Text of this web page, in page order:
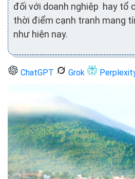
đối với doanh nghiệp hay tổ
thời điểm cạnh tranh mang
như hiện nay.
ChatGPT Grok